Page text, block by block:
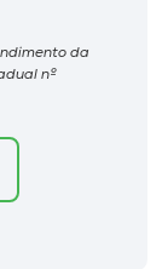
da
nº